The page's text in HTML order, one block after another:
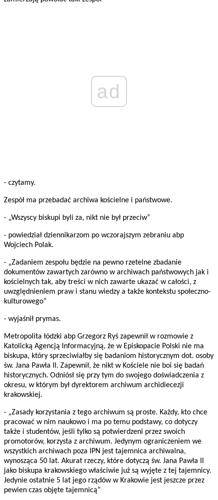
ad
- czytamy.
Zespół ma przebadać archiwa kościelne i państwowe.
- „Wszyscy biskupi byli za, nikt nie był przeciw”
- powiedział dziennikarzom po wczorajszym zebraniu abp
Wojciech Polak.
- „Zadaniem zespołu będzie na pewno rzetelne zbadanie
dokumentów zawartych zarówno w archiwach państwowych jak i
kościelnych tak, aby treści w nich zawarte ukazać w całości, z
uwzględnieniem praw i stanu wiedzy a także kontekstu społeczno-
kulturowego”
- wyjaśnił prymas.
Metropolita łódzki abp Grzegorz Ryś zapewnił w rozmowie z
Katolicką Agencją Informacyjną, że w Episkopacie Polski nie ma
biskupa, który sprzeciwiałby się badaniom historycznym dot. osoby
św. Jana Pawła II. Zapewnił, że nikt w Kościele nie boi się badań
historycznych. Odniósł się przy tym do swojego doświadczenia z
okresu, w którym był dyrektorem archiwum archidiecezji
krakowskiej.
- „Zasady korzystania z tego archiwum są proste. Każdy, kto chce
pracować w nim naukowo i ma po temu podstawy, co dotyczy
także i studentów, jeśli tylko są potwierdzeni przez swoich
promotorów, korzysta z archiwum. Jedynym ograniczeniem we
wszystkich archiwach poza IPN jest tajemnica archiwalna,
wynosząca 50 lat. Akurat rzeczy, które dotyczą św. Jana Pawła II
jako biskupa krakowskiego właściwie już są wyjęte z tej tajemnicy.
Jedynie ostatnie 5 lat jego rządów w Krakowie jest jeszcze przez
pewien czas objęte tajemnicą”